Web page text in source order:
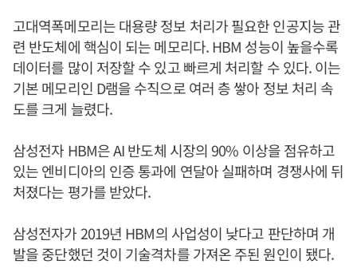
고대역폭메모리는 대용량 정보 처리가 필요한 인공지능 관
련 반도체에 핵심이 되는 메모리다. HBM 성능이 높을수록
데이터를 많이 저장할 수 있고 빠르게 처리할 수 있다. 이는
기본 메모리인 D램을 수직으로 여러 층 쌓아 정보 처리 속
도를 크게 늘렸다.
삼성전자 HBM은 AI 반도체 시장의 90% 이상을 점유하고
있는 엔비디아의 인증 통과에 연달아 실패하며 경쟁사에 뒤
처졌다는 평가를 받았다.
삼성전자가 2019년 HBM의 사업성이 낮다고 판단하며 개
발을 중단했던 것이 기술격차를 가져온 주된 원인이 됐다.